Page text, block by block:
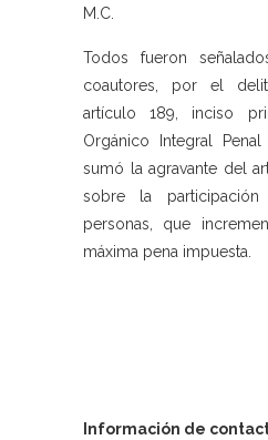
M.C.
Todos fueron
coautores, por el
artículo 189, inciso
Orgánico Integral
sumó la agravante del
sobre la
personas, que
máxima pena impuesta.
Información de